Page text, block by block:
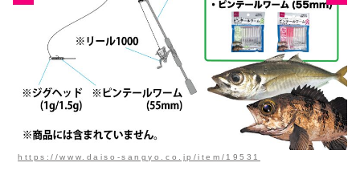
https://www.daiso-sangyo.co.jp/item/19531